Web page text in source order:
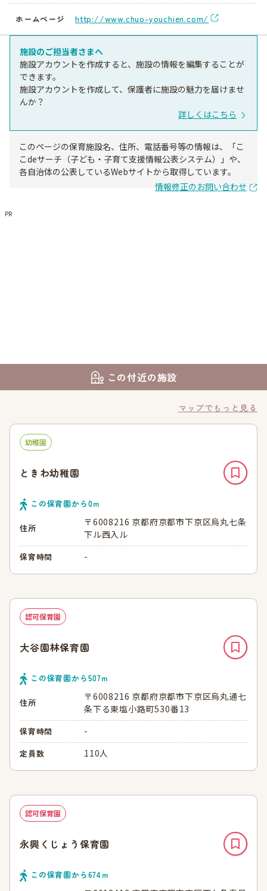
ホームページ http://www.chuo-youchien.com/
施設のご担当者さまへ
施設アカウントを作成すると、施設の情報を編集することが
できます。
施設アカウントを作成して、保護者に施設の魅力を届けませ
んか？
詳しくはこちら
このページの保育施設名、住所、電話番号等の情報は、「こ
こdeサーチ（子ども・子育て支援情報公表システム）」や、
各自治体の公表しているWebサイトから取得しています。
情報修正のお問い合わせ
PR
この付近の施設
マップでもっと見る
幼稚園
ときわ幼稚園
この保育園から0ｍ
住所
〒6008216 京都府京都市下京区烏丸七条
下ル西入ル
保育時間 -
認可保育園
大谷園林保育園
この保育園から507ｍ
住所
〒6008216 京都府京都市下京区烏丸通七
条下る東塩小路町530番13
保育時間 -
定員数 110人
認可保育園
永興くじょう保育園
この保育園から674 ｍ